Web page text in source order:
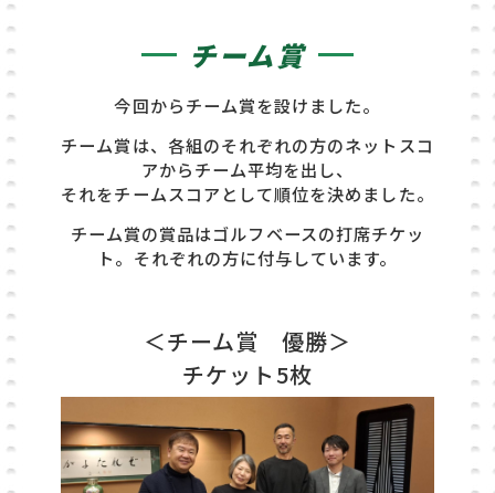
チーム賞
今回からチーム賞を設けました。
チーム賞は、各組のそれぞれの方のネットスコ
アからチーム平均を出し、
それをチームスコアとして順位を決めました。
チーム賞の賞品はゴルフベースの打席チケッ
ト。それぞれの方に付与しています。
＜チーム賞 優勝＞
チケット5枚